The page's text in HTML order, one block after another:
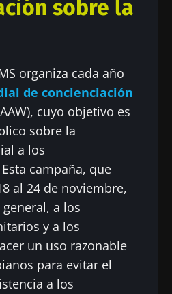
sobre la
organiza cada año
de concienciación
cuyo objetivo es
sobre la
a los
campaña, que
al 24 de noviembre,
a los
y a los
un uso razonable
para evitar el
a los